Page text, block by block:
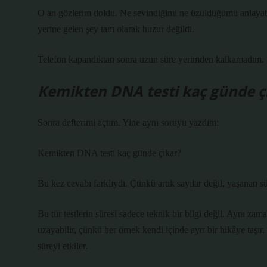
O an gözlerim doldu. Ne sevindiğimi ne üzüldüğümü
yerine gelen şey tam olarak huzur değildi.
Telefon kapandıktan sonra uzun süre yerimden kalkamadım.
Kemikten DNA testi kaç günde
Sonra defterimi açtım. Yine aynı soruyu yazdım:
Kemikten DNA testi kaç günde çıkar?
Bu kez cevabı farklıydı. Çünkü artık sayılar değil, yaşanan
Bu tür testlerin süresi sadece teknik bir bilgi değil. Aynı
uzayabilir, çünkü her örnek kendi içinde ayrı bir hikâye
süreyi etkiler.